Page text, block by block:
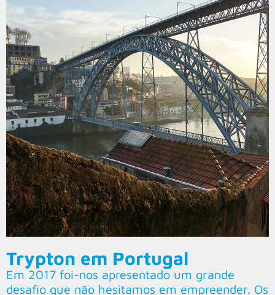
Trypton em Portugal
Em 2017 foi-nos apresentado um grande
desafio que não hesitamos em empreender. Os